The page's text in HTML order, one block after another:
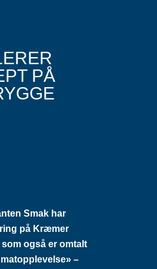
PÅ
Smak har
på Kræmer
også er omtalt
–